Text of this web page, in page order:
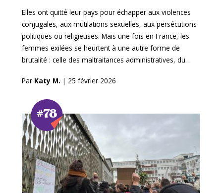
Elles ont quitté leur pays pour échapper aux violences
conjugales, aux mutilations sexuelles, aux persécutions
politiques ou religieuses. Mais une fois en France, les
femmes exilées se heurtent à une autre forme de
brutalité : celle des maltraitances administratives, du…
Par Katy M. | 25 février 2026
#78